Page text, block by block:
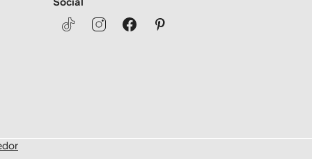
Social